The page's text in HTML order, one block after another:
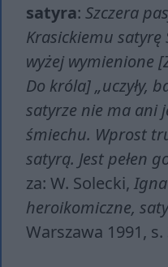
satyra: Szczera
Krasickiemu satyrę
wyżej wymienione
Do króla] „uczyły,
satyrze nie ma ani
śmiechu. Wprost
satyrą. Jest pełen
za: W. Solecki,
heroikomiczne,
Warszawa 1991, s.